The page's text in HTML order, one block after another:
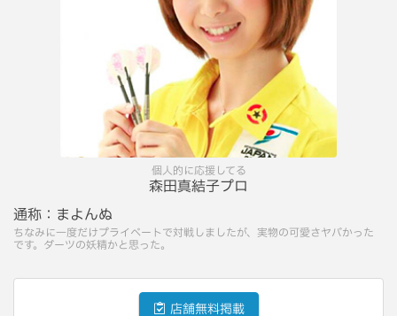
個人的に応援してる
森田真結子プロ
通称： まよんぬ
ちなみに一度だけプライベートで対戦しましたが、実物の可愛さヤバかった
です。ダーツの妖精かと思った。
店舗無料掲載